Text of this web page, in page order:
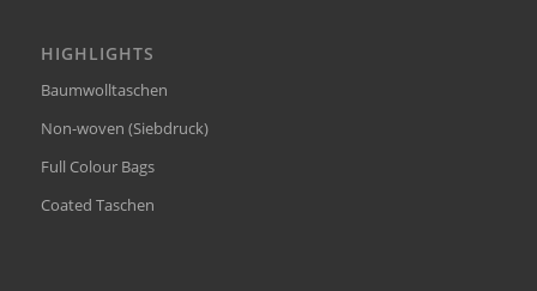
HIGHLIGHTS
Baumwolltaschen
Non-woven (Siebdruck)
Full Colour Bags
Coated Taschen